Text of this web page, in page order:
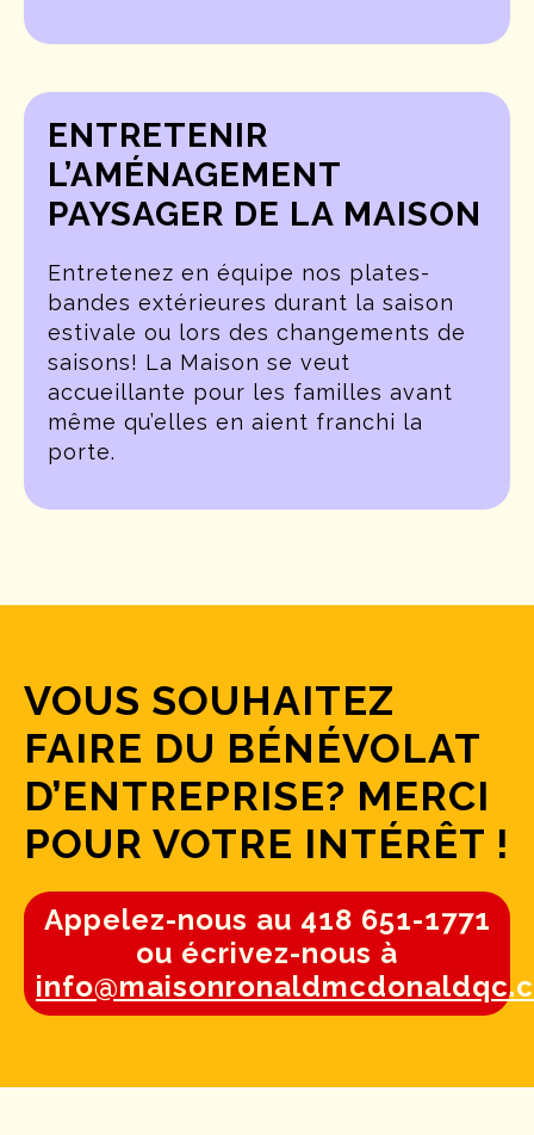
ENTRETENIR
L’AMÉNAGEMENT
PAYSAGER DE LA MAISON
Entretenez en équipe nos plates-
bandes extérieures durant la saison
estivale ou lors des changements de
saisons! La Maison se veut
accueillante pour les familles avant
même qu’elles en aient franchi la
porte.
VOUS SOUHAITEZ
FAIRE DU BÉNÉVOLAT
D’ENTREPRISE? MERCI
POUR VOTRE INTÉRÊT !
Appelez-nous au 418 651-1771
ou écrivez-nous à